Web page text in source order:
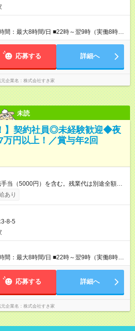
間：最大8時間/日 ■22時～翌9時（実働8時
でも一例です。店舗により、時間が前後す
ます。 ★各店舗のサポートのために本社に
応募する 詳細へ
元企業名 株式会社すき家
未読
】契約社員◎未経験歓迎◆夜
円以上！／賞与年2回
当（5000円）を含む。残業代は別途全額支
当は、残業時間等により変動します。 ※想定
最大4回昇給のチャンスあり ※賞与年2回支給
あり
3-8-5
間：最大8時間/日 ■22時～翌9時（実働8時
でも一例です。店舗により、時間が前後す
ます。 ★各店舗のサポートのために本社に
応募する 詳細へ
元企業名 株式会社すき家